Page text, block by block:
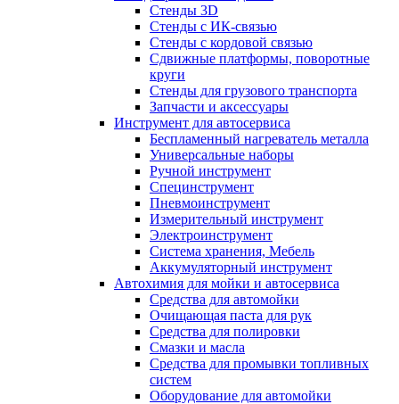
Стенды 3D
Стенды с ИК-связью
Стенды с кордовой связью
Сдвижные платформы, поворотные
круги
Стенды для грузового транспорта
Запчасти и аксессуары
Инструмент для автосервиса
Беспламенный нагреватель металла
Универсальные наборы
Ручной инструмент
Специнструмент
Пневмоинструмент
Измерительный инструмент
Электроинструмент
Система хранения, Мебель
Аккумуляторный инструмент
Автохимия для мойки и автосервиса
Средства для автомойки
Очищающая паста для рук
Средства для полировки
Смазки и масла
Средства для промывки топливных
систем
Оборудование для автомойки